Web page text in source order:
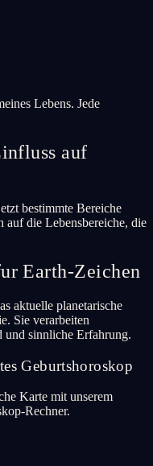
Lebens. Jede
auf
bestimmte Bereiche
auf die Lebensbereiche, die
Earth-Zeichen
aktuelle planetarische
Sie verarbeiten
und sinnliche Erfahrung.
Geburtshoroskop
Karte mit unserem
Rechner.